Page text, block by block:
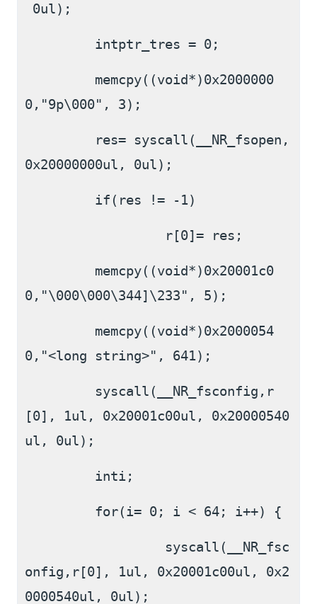
0ul);
intptr_tres = 0;
memcpy((void*)0x2000000
0,"9p\000", 3);
res= syscall(__NR_fsopen,
0x20000000ul, 0ul);
if(res != -1)
r[0]= res;
memcpy((void*)0x20001c0
0,"\000\000\344]\233", 5);
memcpy((void*)0x2000054
0,"<long string>", 641);
syscall(__NR_fsconfig,r
[0], 1ul, 0x20001c00ul, 0x20000540
ul, 0ul);
inti;
for(i= 0; i < 64; i++) {
syscall(__NR_fsc
onfig,r[0], 1ul, 0x20001c00ul, 0x2
0000540ul, 0ul);